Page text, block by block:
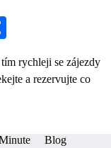
ha
rerychleji se zájezdy
a rezervujte co
Blog